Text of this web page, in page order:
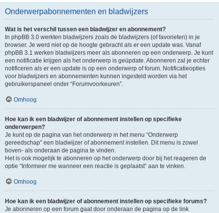
Onderwerpabonnementen en bladwijzers
Wat is het verschil tussen een bladwijzer en abonnement?
In phpBB 3.0 werkten bladwijzers zoals de bladwijzers (of favorieten) in je
browser. Je werd niet op de hoogte gebracht als er een update was. Vanaf
phpBB 3.1 werken bladwijzers meer als abonneren op een onderwerp. Je kunt
een notificatie krijgen als het onderwerp is geüpdate. Abonneren zal je echter
notificeren als er een update is op een onderwerp of forum. Notificatieopties
voor bladwijzers en abonnementen kunnen ingesteld worden via het
gebruikerspaneel onder “Forumvoorkeuren”.
Omhoog
Hoe kan ik een bladwijzer of abonnement instellen op specifieke
onderwerpen?
Je kunt op de pagina van het onderwerp in het menu “Onderwerp
gereedschap” een bladwijzer of abonnement instellen. Dit menu is zowel
boven- als onderaan de pagina te vinden.
Het is ook mogelijk te abonneren op het onderwerp door bij het reageren de
optie “Informeer me wanneer een reactie is geplaatst” aan te vinken.
Omhoog
Hoe kan ik een bladwijzer of abonnement instellen op specifieke forums?
Je abonneren op een forum gaat door onderaan de pagina op de link